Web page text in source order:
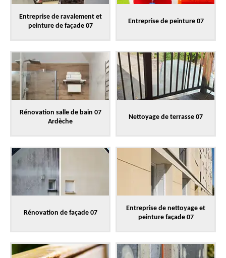
Entreprise de ravalement et
peinture de façade 07
Entreprise de peinture 07
Rénovation salle de bain 07
Ardèche
Nettoyage de terrasse 07
Rénovation de façade 07
Entreprise de nettoyage et
peinture façade 07